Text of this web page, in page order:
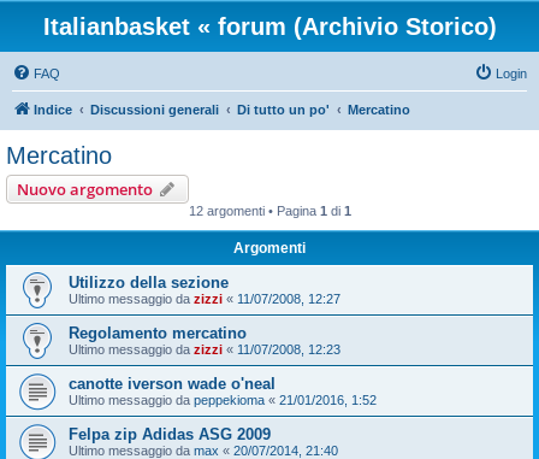
Italianbasket « forum (Archivio Storico)
FAQ Login
Indice Discussioni generali Di tutto un po' Mercatino
Mercatino
Nuovo argomento
12 argomenti • Pagina 1 di 1
Argomenti
Utilizzo della sezione
Ultimo messaggio da zizzi « 11/07/2008, 12:27
Regolamento mercatino
Ultimo messaggio da zizzi « 11/07/2008, 12:23
canotte iverson wade o'neal
Ultimo messaggio da peppekioma « 21/01/2016, 1:52
Felpa zip Adidas ASG 2009
Ultimo messaggio da max « 20/07/2014, 21:40